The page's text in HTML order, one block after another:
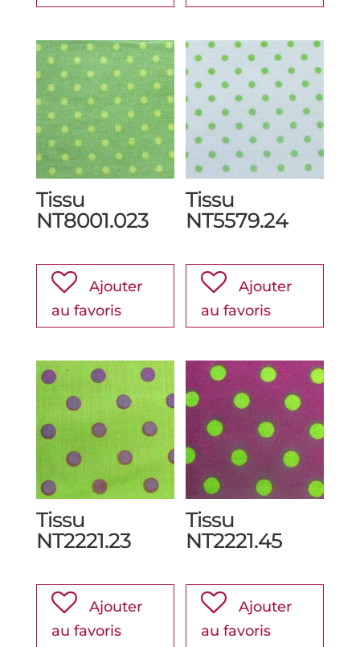
Tissu
NT8001.023
Ajouter
au favoris
Tissu
NT5579.24
Ajouter
au favoris
Tissu
NT2221.23
Ajouter
au favoris
Tissu
NT2221.45
Ajouter
au favoris